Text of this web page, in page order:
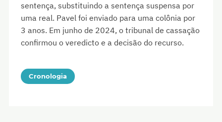
sentença, substituindo a sentença suspensa por
uma real. Pavel foi enviado para uma colônia por
3 anos. Em junho de 2024, o tribunal de cassação
confirmou o veredicto e a decisão do recurso.
Cronologia